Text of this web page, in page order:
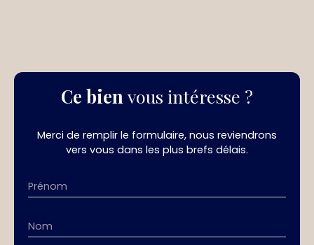
Ce bien vous intéresse ?
Merci de remplir le formulaire, nous reviendrons
vers vous dans les plus brefs délais.
Prénom
Nom